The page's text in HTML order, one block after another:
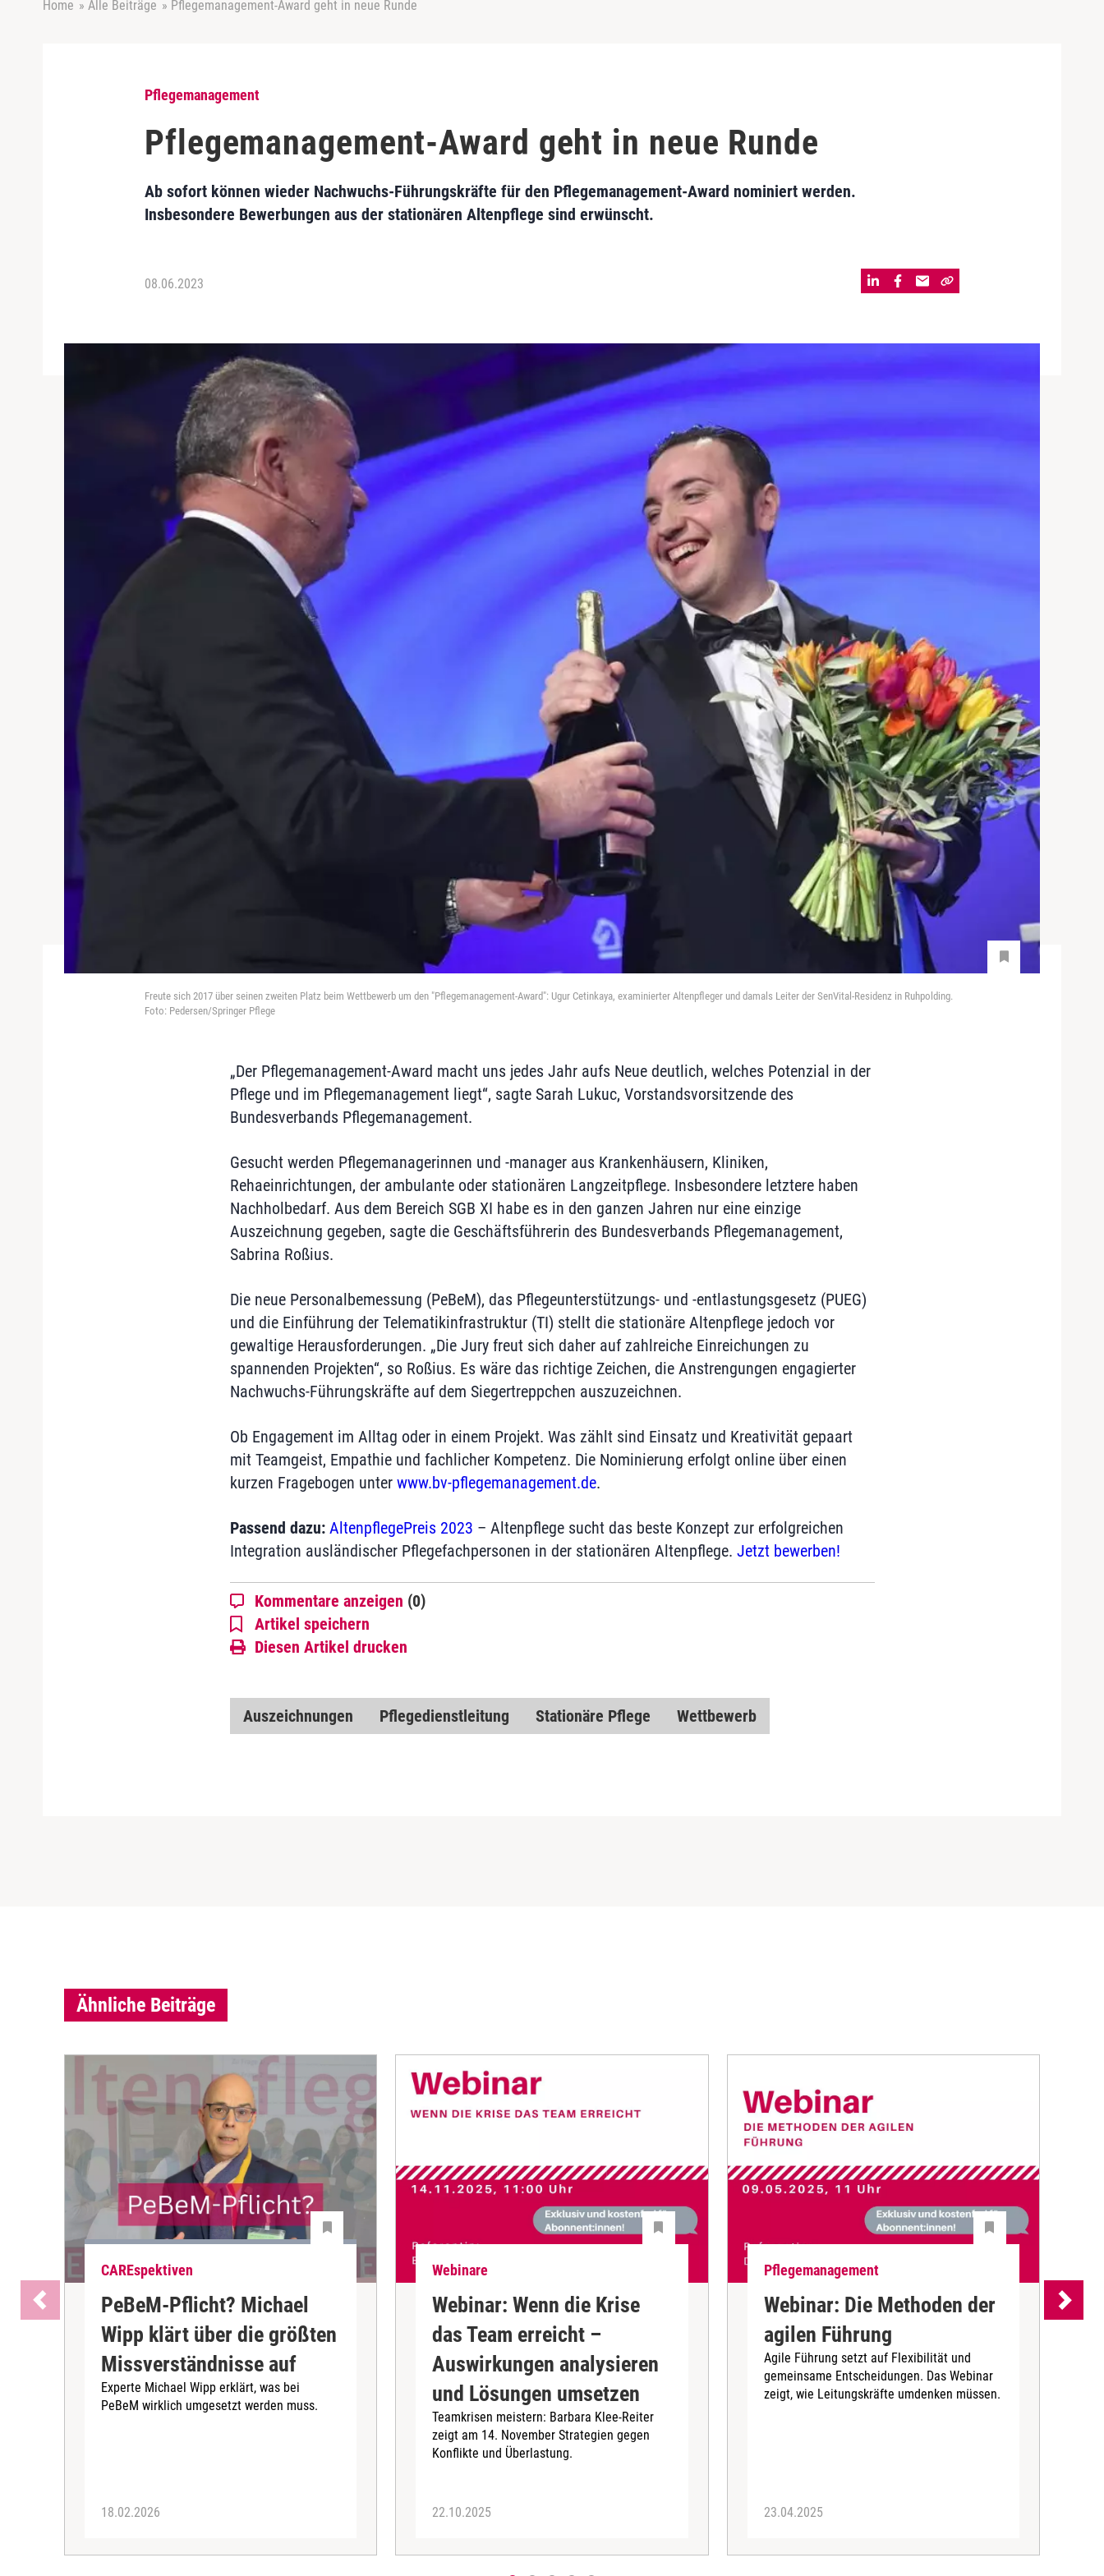
Home » Alle Beiträge » Pflegemanagement-Award geht in neue Runde
Pflegemanagement
Pflegemanagement-Award geht in neue Runde
Ab sofort können wieder Nachwuchs-Führungskräfte für den Pflegemanagement-Award nominiert werden.
Insbesondere Bewerbungen aus der stationären Altenpflege sind erwünscht.
08.06.2023
Freute sich 2017 über seinen zweiten Platz beim Wettbewerb um den "Pflegemanagement-Award": Ugur Cetinkaya, examinierter Altenpfleger und damals Leiter der SenVital-Residenz in Ruhpolding.
Foto: Pedersen/Springer Pflege
„Der Pflegemanagement-Award macht uns jedes Jahr aufs Neue deutlich, welches Potenzial in der
Pflege und im Pflegemanagement liegt“, sagte Sarah Lukuc, Vorstandsvorsitzende des
Bundesverbands Pflegemanagement.
Gesucht werden Pflegemanagerinnen und -manager aus Krankenhäusern, Kliniken,
Rehaeinrichtungen, der ambulante oder stationären Langzeitpflege. Insbesondere letztere haben
Nachholbedarf. Aus dem Bereich SGB XI habe es in den ganzen Jahren nur eine einzige
Auszeichnung gegeben, sagte die Geschäftsführerin des Bundesverbands Pflegemanagement,
Sabrina Roßius.
Die neue Personalbemessung (PeBeM), das Pflegeunterstützungs- und -entlastungsgesetz (PUEG)
und die Einführung der Telematikinfrastruktur (TI) stellt die stationäre Altenpflege jedoch vor
gewaltige Herausforderungen. „Die Jury freut sich daher auf zahlreiche Einreichungen zu
spannenden Projekten“, so Roßius. Es wäre das richtige Zeichen, die Anstrengungen engagierter
Nachwuchs-Führungskräfte auf dem Siegertreppchen auszuzeichnen.
Ob Engagement im Alltag oder in einem Projekt. Was zählt sind Einsatz und Kreativität gepaart
mit Teamgeist, Empathie und fachlicher Kompetenz. Die Nominierung erfolgt online über einen
kurzen Fragebogen unter www.bv-pflegemanagement.de.
Passend dazu: AltenpflegePreis 2023 – Altenpflege sucht das beste Konzept zur erfolgreichen
Integration ausländischer Pflegefachpersonen in der stationären Altenpflege. Jetzt bewerben!
Kommentare anzeigen (0)
Artikel speichern
Diesen Artikel drucken
Auszeichnungen Pflegedienstleitung Stationäre Pflege Wettbewerb
Ähnliche Beiträge
CAREspektiven
PeBeM-Pflicht? Michael
Wipp klärt über die größten
Missverständnisse auf
Experte Michael Wipp erklärt, was bei
PeBeM wirklich umgesetzt werden muss.
18.02.2026
Webinare
Webinar: Wenn die Krise
das Team erreicht –
Auswirkungen analysieren
und Lösungen umsetzen
Teamkrisen meistern: Barbara Klee-Reiter
zeigt am 14. November Strategien gegen
Konflikte und Überlastung.
22.10.2025
Pflegemanagement
Webinar: Die Methoden der
agilen Führung
Agile Führung setzt auf Flexibilität und
gemeinsame Entscheidungen. Das Webinar
zeigt, wie Leitungskräfte umdenken müssen.
23.04.2025